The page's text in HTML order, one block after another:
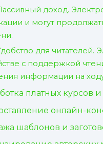
доход.
и могут
для читателей.
с поддержкой
информации на
платных курсов
онлайн-
шаблонов и